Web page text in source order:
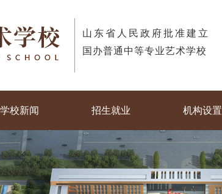
山东省人民政府批准建立
国办普通中等专业艺术学校
学校新闻 招生就业 机构设置